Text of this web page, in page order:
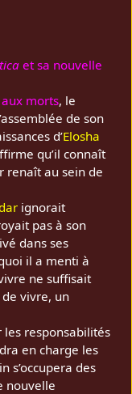
et sa nouvelle
morts, le
de son
d’Elosha
qu’il connaît
renaît au sein de
ignorait
pas à son
dans ses
il a menti à
ne suffisait
vivre, un
responsabilités
en charge les
s’occupera des
nouvelle